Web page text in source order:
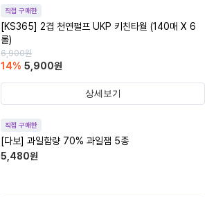
직접 구매한
[KS365] 2겹 천연펄프 UKP 키친타월 (140매 X 6
롤)
6,900원
14% 5,900원
상세보기
직접 구매한
[다보] 과일함량 70% 과일잼 5종
5,480원